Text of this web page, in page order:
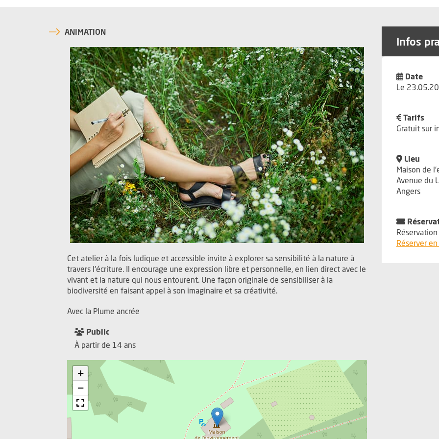
ANIMATION
Cet atelier à la fois ludique et accessible invite à explorer sa sensibilité à la nature à
travers l'écriture. Il encourage une expression libre et personnelle, en lien direct avec le
vivant et la nature qui nous entourent. Une façon originale de sensibiliser à la
biodiversité en faisant appel à son imaginaire et sa créativité.
Avec la Plume ancrée
Public
À partir de 14 ans
+
−
Infos
Date
Le
Tarifs
Gratuit sur
Lieu
Maison de
Avenue du
Angers
Réserver